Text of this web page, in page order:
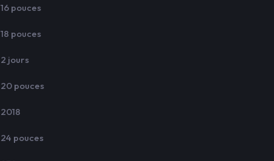
16 pouces
18 pouces
2 jours
20 pouces
2018
24 pouces